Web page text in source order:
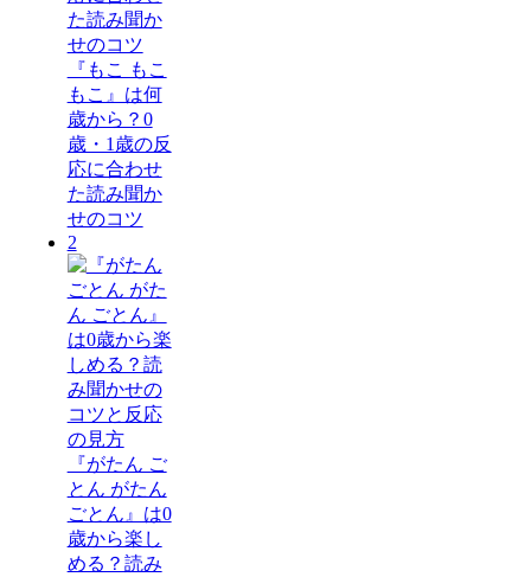
『もこ もこ
もこ』は何
歳から？0
歳・1歳の反
応に合わせ
た読み聞か
せのコツ
2
『がたん ご
とん がたん
ごとん』は0
歳から楽し
める？読み